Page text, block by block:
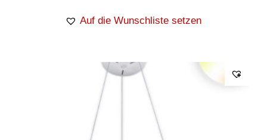
Auf die Wunschliste setzen